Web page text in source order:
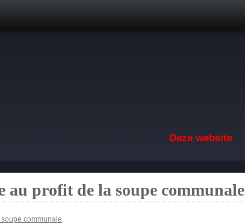
Deze website
au profit de la soupe communale
communale